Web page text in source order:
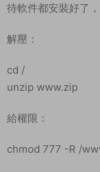
待軟件都安裝好了
解壓：
cd /
unzip www.zip
給權限：
chmod 777 -R /